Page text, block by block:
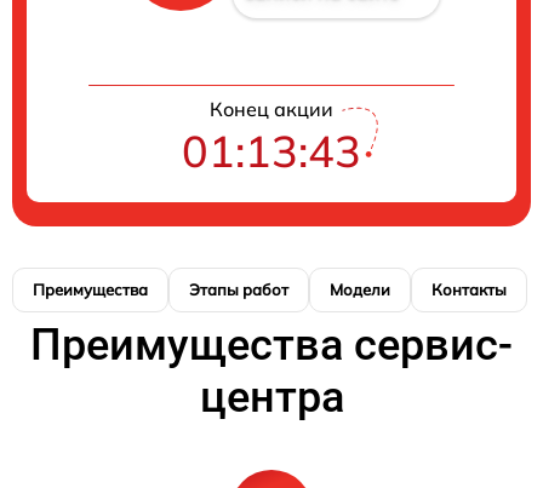
Конец акции
01:13:42
Преимущества Этапы работ Модели Контакты
Преимущества сервис-
центра